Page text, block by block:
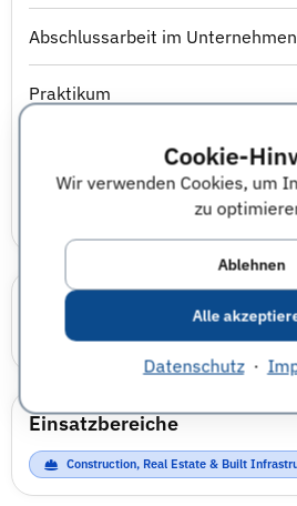
Cookie-
Wir verwenden Cookies, um
zu
Ablehnen
Alle
Datenschutz·
Abschlussarbeit im Unternehmen
Praktikum
Berufsausbildung
Karrierewelten
Technik
Einsatzbereiche
Construction, Real Estate & Built